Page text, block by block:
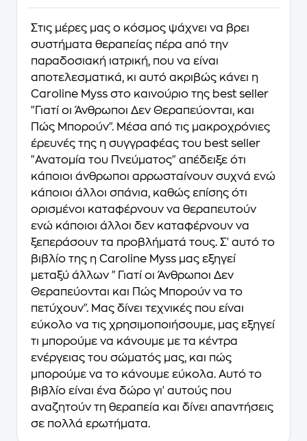
Στις μέρες μας ο κόσμος ψάχνει να βρει
συστήματα θεραπείας πέρα από την
παραδοσιακή ιατρική, που να είναι
αποτελεσματικά, κι αυτό ακριβώς κάνει η
Caroline Myss στο καινούριο της best seller
"Γιατί οι Άνθρωποι Δεν Θεραπεύονται, και
Πώς Μπορούν". Μέσα από τις μακροχρόνιες
έρευνές της η συγγραφέας του best seller
"Ανατομία του Πνεύματος" απέδειξε ότι
κάποιοι άνθρωποι αρρωσταίνουν συχνά ενώ
κάποιοι άλλοι σπάνια, καθώς επίσης ότι
ορισμένοι καταφέρνουν να θεραπευτούν
ενώ κάποιοι άλλοι δεν καταφέρνουν να
ξεπεράσουν τα προβλήματά τους. Σ' αυτό το
βιβλίο της η Caroline Myss μας εξηγεί
μεταξύ άλλων "Γιατί οι Άνθρωποι Δεν
Θεραπεύονται και Πώς Μπορούν να το
πετύχουν". Μας δίνει τεχνικές που είναι
εύκολο να τις χρησιμοποιήσουμε, μας εξηγεί
τι μπορούμε να κάνουμε με τα κέντρα
ενέργειας του σώματός μας, και πώς
μπορούμε να το κάνουμε εύκολα. Αυτό το
βιβλίο είναι ένα δώρο γι' αυτούς που
αναζητούν τη θεραπεία και δίνει απαντήσεις
σε πολλά ερωτήματα.